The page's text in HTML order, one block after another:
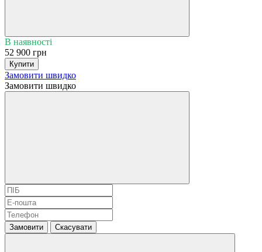
В наявності
52 900 грн
Купити
Замовити швидко
Замовити швидко
Замовити Скасувати